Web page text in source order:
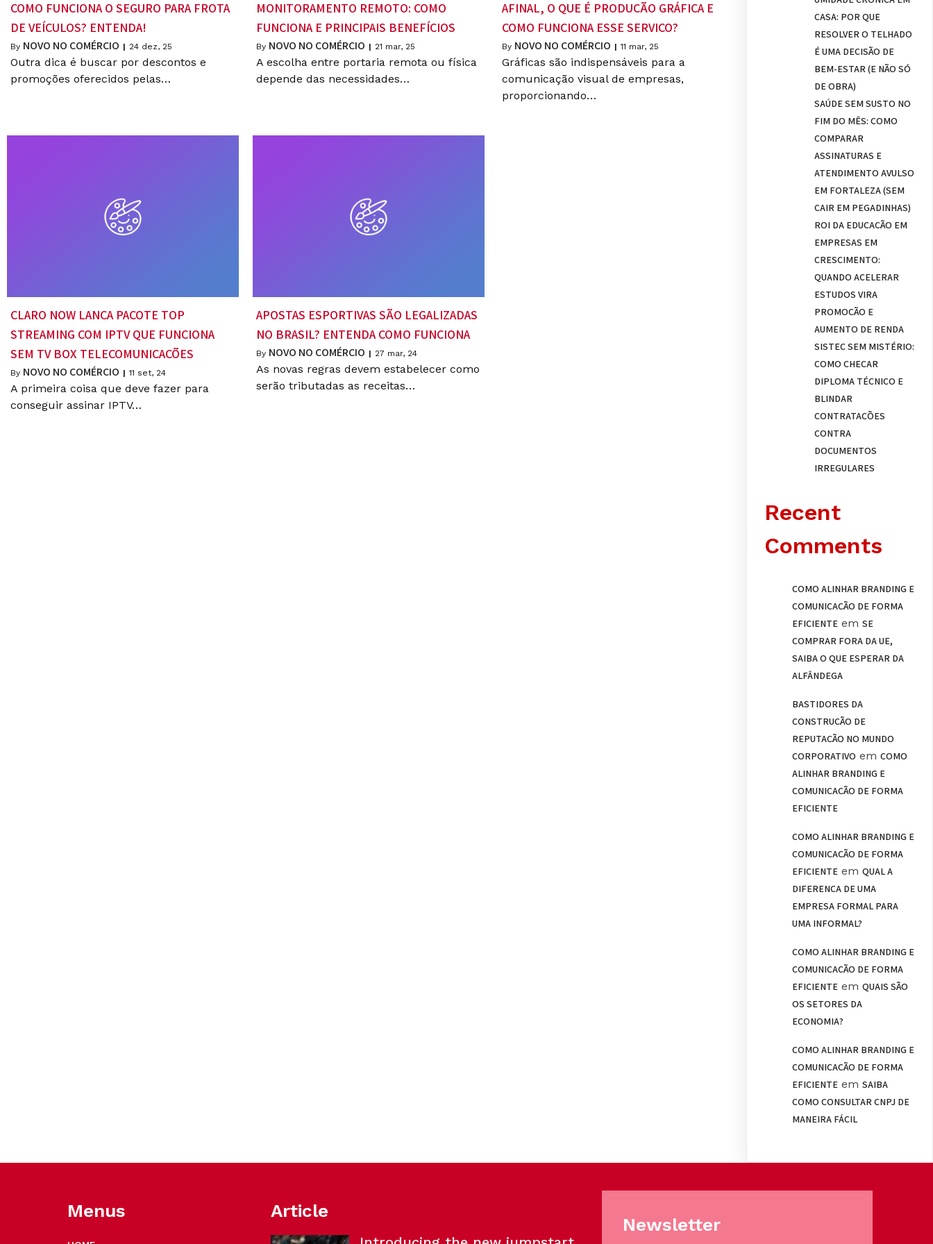
COMO FUNCIONA O SEGURO PARA FROTA
DE VEÍCULOS? ENTENDA!
By NOVO NO COMÉRCIO | 24 dez, 25
Outra dica é buscar por descontos e
promoções oferecidos pelas…
MONITORAMENTO REMOTO: COMO
FUNCIONA E PRINCIPAIS BENEFÍCIOS
By NOVO NO COMÉRCIO | 21 mar, 25
A escolha entre portaria remota ou física
depende das necessidades…
AFINAL, O QUE É PRODUÇÃO GRÁFICA E
COMO FUNCIONA ESSE SERVIÇO?
By NOVO NO COMÉRCIO | 11 mar, 25
Gráficas são indispensáveis para a
comunicação visual de empresas,
proporcionando…
CLARO NOW LANÇA PACOTE TOP
STREAMING COM IPTV QUE FUNCIONA
SEM TV BOX TELECOMUNICAÇÕES
By NOVO NO COMÉRCIO | 11 set, 24
A primeira coisa que deve fazer para
conseguir assinar IPTV…
APOSTAS ESPORTIVAS SÃO LEGALIZADAS
NO BRASIL? ENTENDA COMO FUNCIONA
By NOVO NO COMÉRCIO | 27 mar, 24
As novas regras devem estabelecer como
serão tributadas as receitas…
CASA: POR QUE
RESOLVER O TELHADO
É UMA DECISÃO DE
BEM-ESTAR (E NÃO SÓ
DE OBRA)
SAÚDE SEM SUSTO NO
FIM DO MÊS: COMO
COMPARAR
ASSINATURAS E
ATENDIMENTO AVULSO
EM FORTALEZA (SEM
CAIR EM PEGADINHAS)
ROI DA EDUCAÇÃO EM
EMPRESAS EM
CRESCIMENTO:
QUANDO ACELERAR
ESTUDOS VIRA
PROMOÇÃO E
AUMENTO DE RENDA
SISTEC SEM MISTÉRIO:
COMO CHECAR
DIPLOMA TÉCNICO E
BLINDAR
CONTRATAÇÕES
CONTRA
DOCUMENTOS
IRREGULARES
Recent
Comments
COMO ALINHAR BRANDING E
COMUNICAÇÃO DE FORMA
EFICIENTE emSE
COMPRAR FORA DA UE,
SAIBA O QUE ESPERAR DA
ALFÂNDEGA
BASTIDORES DA
CONSTRUÇÃO DE
REPUTAÇÃO NO MUNDO
CORPORATIVO emCOMO
ALINHAR BRANDING E
COMUNICAÇÃO DE FORMA
EFICIENTE
COMO ALINHAR BRANDING E
COMUNICAÇÃO DE FORMA
EFICIENTE emQUAL A
DIFERENÇA DE UMA
EMPRESA FORMAL PARA
UMA INFORMAL?
COMO ALINHAR BRANDING E
COMUNICAÇÃO DE FORMA
EFICIENTE emQUAIS SÃO
OS SETORES DA
ECONOMIA?
COMO ALINHAR BRANDING E
COMUNICAÇÃO DE FORMA
EFICIENTE emSAIBA
COMO CONSULTAR CNPJ DE
MANEIRA FÁCIL
Menus Article
Newsletter